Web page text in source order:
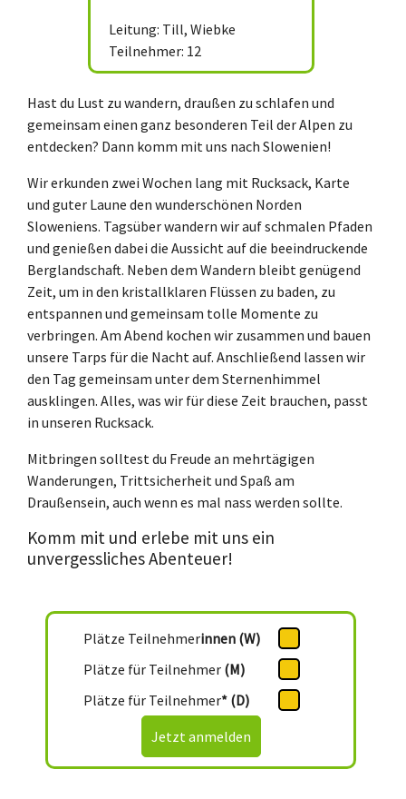
Leitung: Till, Wiebke
Teilnehmer: 12
Hast du Lust zu wandern, draußen zu schlafen und
gemeinsam einen ganz besonderen Teil der Alpen zu
entdecken? Dann komm mit uns nach Slowenien!
Wir erkunden zwei Wochen lang mit Rucksack, Karte
und guter Laune den wunderschönen Norden
Sloweniens. Tagsüber wandern wir auf schmalen Pfaden
und genießen dabei die Aussicht auf die beeindruckende
Berglandschaft. Neben dem Wandern bleibt genügend
Zeit, um in den kristallklaren Flüssen zu baden, zu
entspannen und gemeinsam tolle Momente zu
verbringen. Am Abend kochen wir zusammen und bauen
unsere Tarps für die Nacht auf. Anschließend lassen wir
den Tag gemeinsam unter dem Sternenhimmel
ausklingen. Alles, was wir für diese Zeit brauchen, passt
in unseren Rucksack.
Mitbringen solltest du Freude an mehrtägigen
Wanderungen, Trittsicherheit und Spaß am
Draußensein, auch wenn es mal nass werden sollte.
Komm mit und erlebe mit uns ein
unvergessliches Abenteuer!
Plätze Teilnehmerinnen (W)
Plätze für Teilnehmer (M)
Plätze für Teilnehmer* (D)
Jetzt anmelden